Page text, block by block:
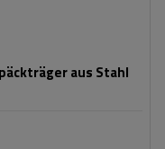
aus Stahl